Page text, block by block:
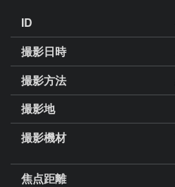
ID
撮影日時
撮影方法
撮影地
撮影機材
焦点距離